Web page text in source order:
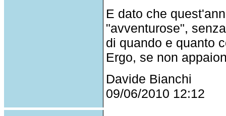
E dato che
"avventurose",
di quando e quanto
Ergo, se non
Davide Bianchi
09/06/2010 12:12